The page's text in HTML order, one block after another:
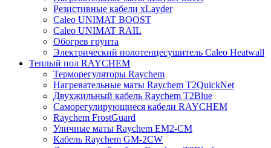
Резистивные кабели xLayder
Caleo UNIMAT BOOST
Caleo UNIMAT RAIL
Обогрев грунта
Электрический полотенцесушитель Caleo Heatwall
Теплый пол RAYCHEM
Терморегуляторы Raychem
Нагревательные маты Raychem T2QuickNet
Двухжильный кабель Raychem T2Blue
Саморегулирующиеся кабели RAYCHEM
Raychem FrostGuard
Уличные маты Raychem EM2-CM
Кабель Raychem GM-2CW